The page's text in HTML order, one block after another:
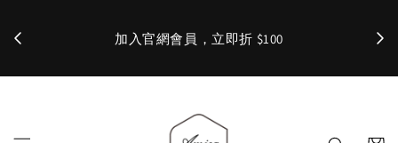
加入官網會員，立即折 $100 ✨